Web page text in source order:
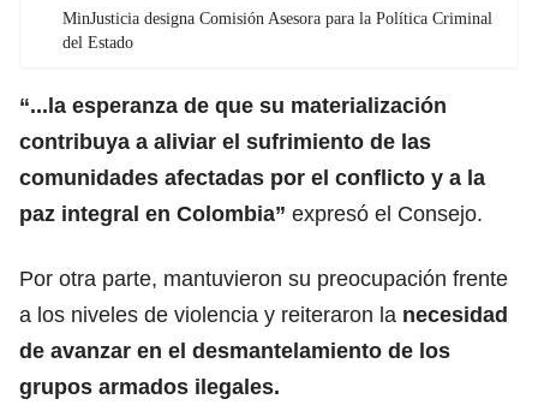
MinJusticia designa Comisión Asesora para la Política Criminal
del Estado
“...la esperanza de que su materialización
contribuya a aliviar el sufrimiento de las
comunidades afectadas por el conflicto y a la
paz integral en Colombia” expresó el Consejo.
Por otra parte, mantuvieron su preocupación frente
a los niveles de violencia y reiteraron la necesidad
de avanzar en el desmantelamiento de los
grupos armados ilegales.